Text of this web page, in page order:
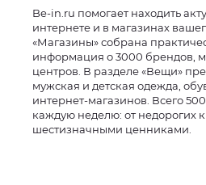
Be-in.ru помогает находить
интернете и в магазинах
«Магазины» собрана
информация о 3000 брендов,
центров. В разделе «Вещи»
мужская и детская одежда,
интернет-магазинов. Всего
каждую неделю: от недорогих
шестизначными ценниками.